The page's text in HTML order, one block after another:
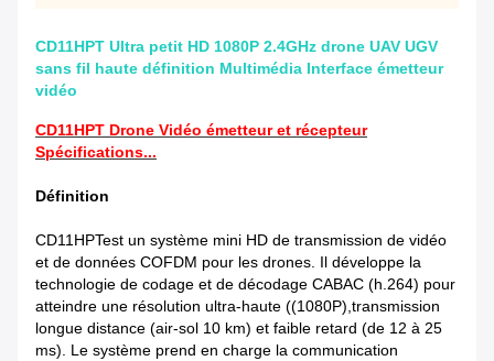
CD11HPT Ultra petit HD 1080P 2.4GHz drone UAV UGV
sans fil haute définition Multimédia Interface émetteur
vidéo
CD11HPT Drone Vidéo émetteur et récepteur
Spécifications...
Définition
CD11HPTest un système mini HD de transmission de vidéo
et de données COFDM pour les drones. Il développe la
technologie de codage et de décodage CABAC (h.264) pour
atteindre une résolution ultra-haute ((1080P),transmission
longue distance (air-sol 10 km) et faible retard (de 12 à 25
ms). Le système prend en charge la communication